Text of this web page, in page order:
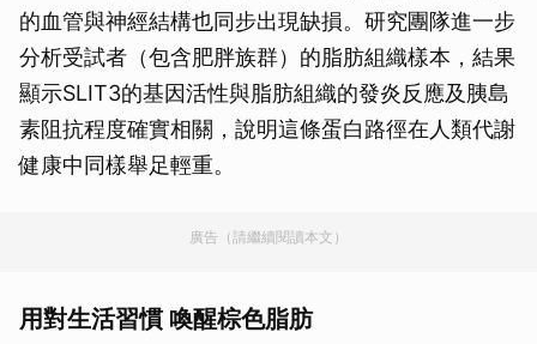
的血管與神經結構也同步出現缺損。研究團隊進一步
分析受試者（包含肥胖族群）的脂肪組織樣本，結果
顯示SLIT3的基因活性與脂肪組織的發炎反應及胰島
素阻抗程度確實相關，說明這條蛋白路徑在人類代謝
健康中同樣舉足輕重。
廣告（請繼續閱讀本文）
用對生活習慣 喚醒棕色脂肪